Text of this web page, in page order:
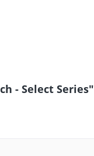
- Select Series"